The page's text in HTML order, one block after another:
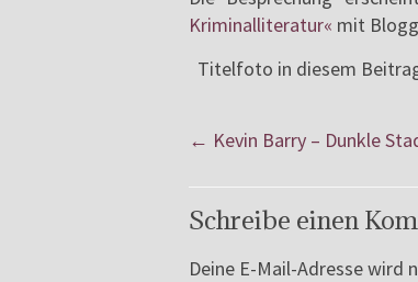
Kriminalliteratur« mit
Titelfoto in diesem
← Kevin Barry – Dunkle
Schreibe einen
Deine E-Mail-Adresse wird